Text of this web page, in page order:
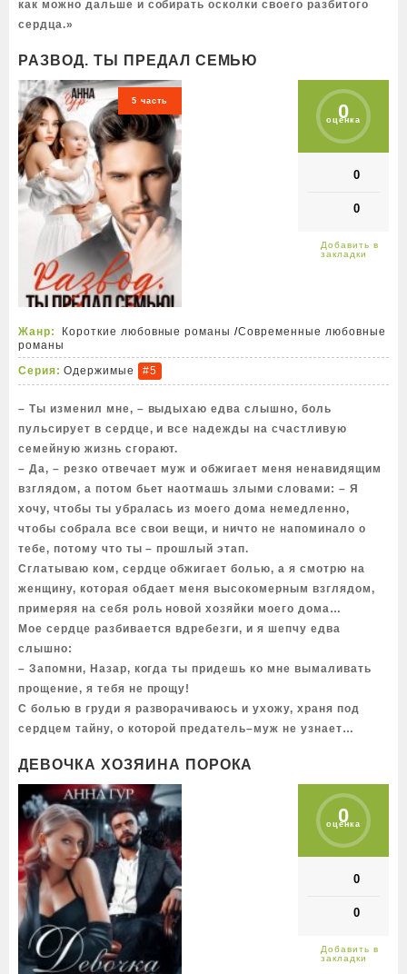
как можно дальше и собирать осколки своего разбитого
сердца.»
РАЗВОД. ТЫ ПРЕДАЛ СЕМЬЮ
5 часть 0
оценка
0
0
Жанр: Короткие любовные романы /Современные любовные
романы
Серия: Одержимые #5
– Ты изменил мне, – выдыхаю едва слышно, боль
пульсирует в сердце, и все надежды на счастливую
семейную жизнь сгорают.
– Да, – резко отвечает муж и обжигает меня ненавидящим
взглядом, а потом бьет наотмашь злыми словами: – Я
хочу, чтобы ты убралась из моего дома немедленно,
чтобы собрала все свои вещи, и ничто не напоминало о
тебе, потому что ты – прошлый этап.
Сглатываю ком, сердце обжигает болью, а я смотрю на
женщину, которая обдает меня высокомерным взглядом,
примеряя на себя роль новой хозяйки моего дома…
Мое сердце разбивается вдребезги, и я шепчу едва
слышно:
– Запомни, Назар, когда ты придешь ко мне вымаливать
прощение, я тебя не прощу!
С болью в груди я разворачиваюсь и ухожу, храня под
сердцем тайну, о которой предатель–муж не узнает…
ДЕВОЧКА ХОЗЯИНА ПОРОКА
0
оценка
0
0